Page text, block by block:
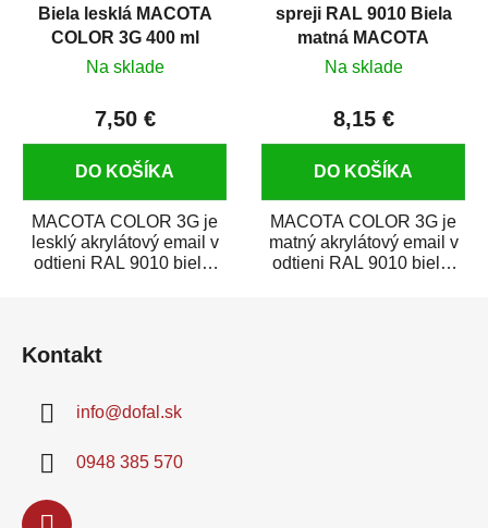
Biela lesklá MACOTA
COLOR 3G 400 ml
Na sklade
7,50 €
DO KOŠÍKA
MACOTA COLOR 3G je
lesklý akrylátový email v
odtieni RAL 9010 biela.
spreji RAL 9010 Biela
matná MACOTA
COLOR 3G 400 ml
Na sklade
8,15 €
DO KOŠÍKA
MACOTA COLOR 3G je
matný akrylátový email v
odtieni RAL 9010 biela.
Kontakt
info@dofal.sk
0948 385 570